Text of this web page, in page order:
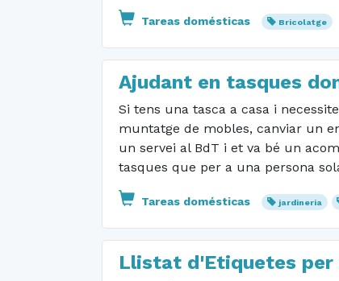
Tareas domésticas Bricolatge
Ajudant en tasques
Si tens una tasca a casa i
muntatge de mobles, canviar un
un servei al BdT i et va bé un
tasques que per a una persona
Tareas domésticas jardineria
Llistat d'Etiquetes per